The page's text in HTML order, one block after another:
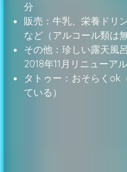
分
販売：牛乳、栄養ドリ
など（アルコール類は無
その他：珍しい露天風
2018年11月リニューアル
タトゥー：おそらくok
ている）